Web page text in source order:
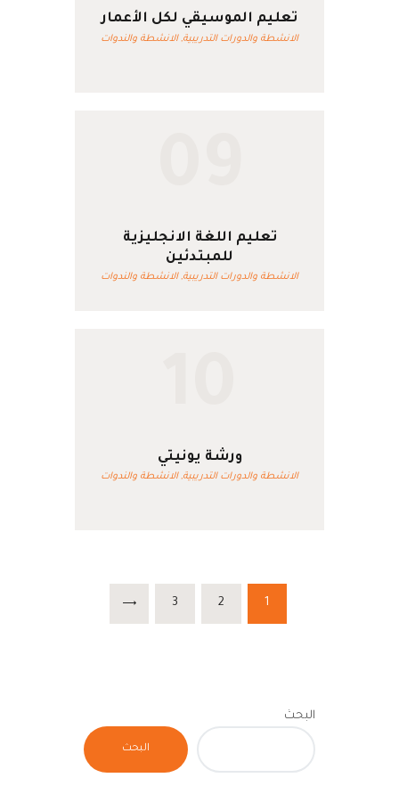
تعليم الموسيقي لكل الأعمار
الانشطة والدورات التدريبية,الانشطة والندوات
تعليم اللغة الانجليزية
للمبتدئين
الانشطة والدورات التدريبية,الانشطة والندوات
ورشة يونيتي
الانشطة والدورات التدريبية,الانشطة والندوات
صفحات
PAGE1
PAGE
2
PAGE
3 >
البحث
البحث